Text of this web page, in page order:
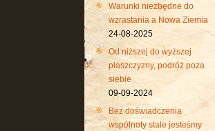
Warunki niezbędne do
wzrastania a Nowa Ziemia
24-08-2025
Od niższej do wyższej
płaszczyzny, podróż poza
siebie
09-09-2024
Bez doświadczenia
wspólnoty stale jesteśmy